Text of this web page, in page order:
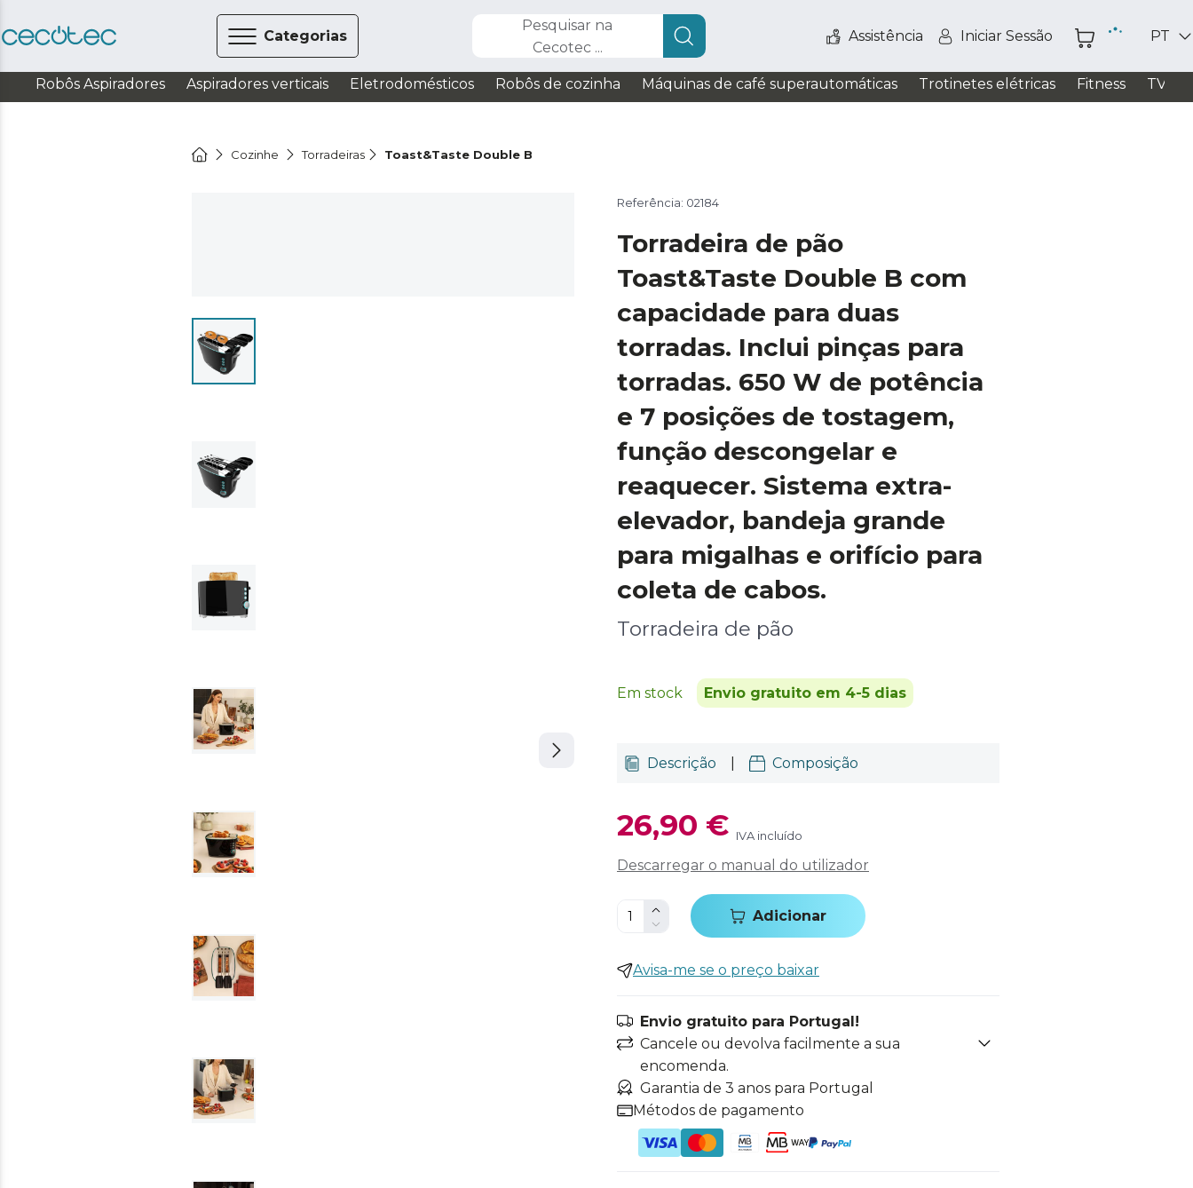
Categorias
Pesquisar na
Cecotec ...
Assistência Iniciar Sessão PT
Robôs Aspiradores Aspiradores verticais Eletrodomésticos Robôs de cozinha Máquinas de café superautomáticas Trotinetes elétricas Fitness TV /
Cozinhe Torradeiras Toast&Taste Double B
Referência: 02184
Torradeira de pão
Toast&Taste Double B com
capacidade para duas
torradas. Inclui pinças para
torradas. 650 W de potência
e 7 posições de tostagem,
função descongelar e
reaquecer. Sistema extra-
elevador, bandeja grande
para migalhas e orifício para
coleta de cabos.
Torradeira de pão
Em stock Envio gratuito em 4-5 dias
Descrição Composição
26,90 € IVA incluído
Descarregar o manual do utilizador
Adicionar
Avisa-me se o preço baixar
Envio gratuito para Portugal!
Cancele ou devolva facilmente a sua
encomenda.
Garantia de 3 anos para Portugal
Métodos de pagamento